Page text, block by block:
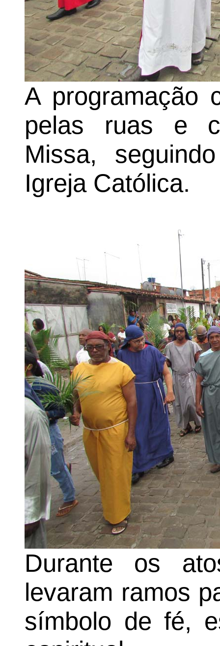
A programação
pelas ruas e
Missa,
Igreja Católica.
Durante os
levaram ramos
símbolo de fé,